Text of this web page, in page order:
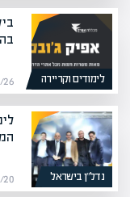
לימודים וקריירה 01/07/26
נדל”ן בישראל 02/01/20